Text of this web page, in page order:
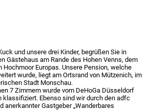
und unsere drei Kinder, begrüßen Sie in
Gästehaus am Rande des Hohen Venns, dem
Europas. Unsere Pension, welche
wurde, liegt am Ortsrand von Mützenich, im
Stadt Monschau.
7 Zimmern wurde vom DeHoGa Düsseldorf
klassifiziert. Ebenso sind wir durch den adfc
anerkannter Gastgeber „Wanderbares